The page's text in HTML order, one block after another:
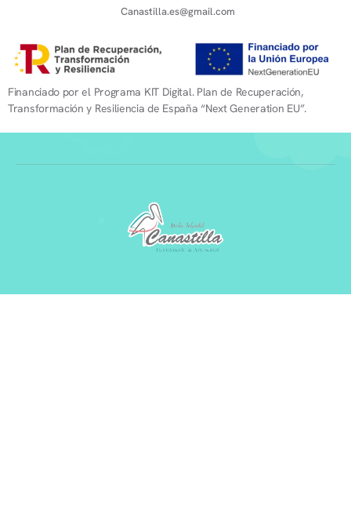
Canastilla.es@gmail.com
Financiado por el Programa KIT Digital. Plan de Recuperación,
Transformación y Resiliencia de España “Next Generation EU”.